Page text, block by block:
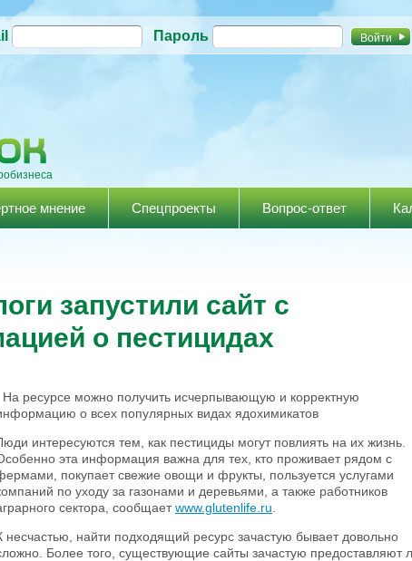
Перейти к
содержанию
Пароль
мнение Спецпроекты Вопрос-ответ
запустили сайт с
о пестицидах
На ресурсе можно получить исчерпывающую и корректную
о всех популярных видах ядохимикатов
интересуются тем, как пестициды могут повлиять на их жизнь.
эта информация важна для тех, кто проживает рядом с
покупает свежие овощи и фрукты, пользуется услугами
по уходу за газонами и деревьями, а также работников
сектора, сообщаетwww.glutenlife.ru
несчастью, найти подходящий ресурс зачастую бывает довольно
Более того, существующие сайты зачастую предоставляют